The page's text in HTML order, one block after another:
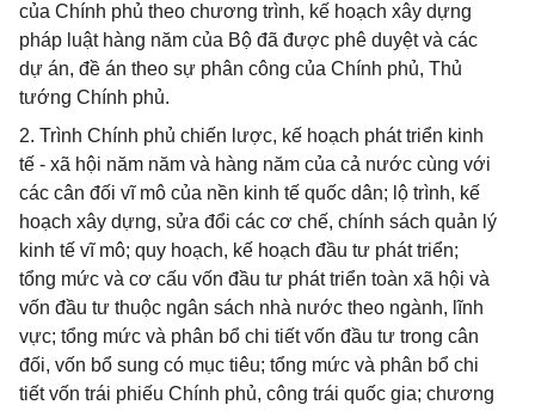
của Chính phủ theo chương trình, kế hoạch xây dựng
pháp luật hàng năm của Bộ đã được phê duyệt và các
dự án, đề án theo sự phân công của Chính phủ, Thủ
tướng Chính phủ.
2. Trình Chính phủ chiến lược, kế hoạch phát triển kinh
tế - xã hội năm năm và hàng năm của cả nước cùng với
các cân đối vĩ mô của nền kinh tế quốc dân; lộ trình, kế
hoạch xây dựng, sửa đổi các cơ chế, chính sách quản lý
kinh tế vĩ mô; quy hoạch, kế hoạch đầu tư phát triển;
tổng mức và cơ cấu vốn đầu tư phát triển toàn xã hội và
vốn đầu tư thuộc ngân sách nhà nước theo ngành, lĩnh
vực; tổng mức và phân bổ chi tiết vốn đầu tư trong cân
đối, vốn bổ sung có mục tiêu; tổng mức và phân bổ chi
tiết vốn trái phiếu Chính phủ, công trái quốc gia; chương